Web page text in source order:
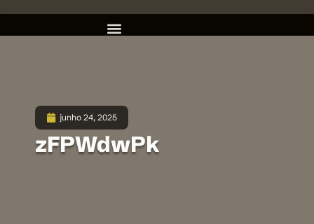
junho 24, 2025
zFPWdwPk